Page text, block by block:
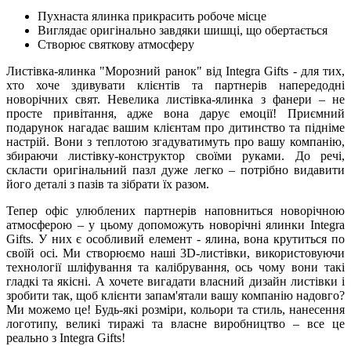
Пухнаста ялинка прикрасить робоче місце
Виглядає оригінально завдяки шишці, що обертається
Створює святкову атмосферу
Листівка-ялинка "Морозний ранок" від Integra Gifts - для тих,
хто хоче здивувати клієнтів та партнерів напередодні
новорічних свят. Невелика листівка-ялинка з фанери – не
просте привітання, адже вона дарує емоції! Приємний
подарунок нагадає вашим клієнтам про дитинство та підніме
настрій. Вони з теплотою згадуватимуть про вашу компанію,
збираючи листівку-конструктор своїми руками. До речі,
скласти оригінальний пазл дуже легко – потрібно видавити
його деталі з пазів та зібрати їх разом.
Тепер офіс улюблених партнерів наповниться новорічною
атмосферою – у цьому допоможуть новорічні ялинки Integra
Gifts. У них є особливий елемент - ялина, вона крутиться по
своїй осі. Ми створюємо наші 3D-листівки, використовуючи
технології шліфування та калібрування, ось чому вони такі
гладкі та якісні. А хочете вигадати власний дизайн листівки і
зробити так, щоб клієнти запам'ятали вашу компанію надовго?
Ми можемо це! Будь-які розміри, кольори та стиль, нанесення
логотипу, великі тиражі та власне виробництво – все це
реально з Integra Gifts!